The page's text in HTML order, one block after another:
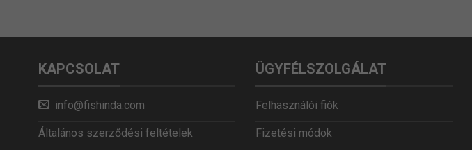
KAPCSOLAT
info@fishinda.com
Általános szerződési feltételek
ÜGYFÉLSZOLGÁLAT
Felhasználói fiók
Fizetési módok